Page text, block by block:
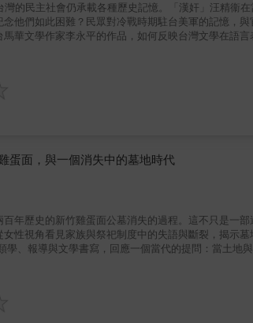
。一九五七年三月二十日，中華民國少校劉自然在
釀成五二四反美事件。上海國際大都會集結江浙菜系
政官員帶來發跡自上海的江浙資本家、知識分子，
？雷震被捕的那天，中午與女兒雷美琳共進入獄前
連入獄，理由是「思想左傾」；一年八個月囚禁之後
，走向更自由的未來。
灣的民主社會仍承載各種歷史記憶。「漢奸」汪精衞
念他們如此困難？民眾對冷戰時期駐台美軍的記憶，
華文學作家李永平的作品，如何反映台灣文學在語言
蛋面，與一個消失中的墓地時代
百年歷史的新竹雞蛋面公墓消失的過程。這不只是一
女性視角看見家族與祭祀制度中的失語與斷裂，揭示
學、報導與文學書寫，回應一個當代的提問：當土地
指向路徑、家與關係。」在紅土覆蓋一切之前，讓
時節的路徑、拆墓與撿骨的技藝，以及匠人手中那把